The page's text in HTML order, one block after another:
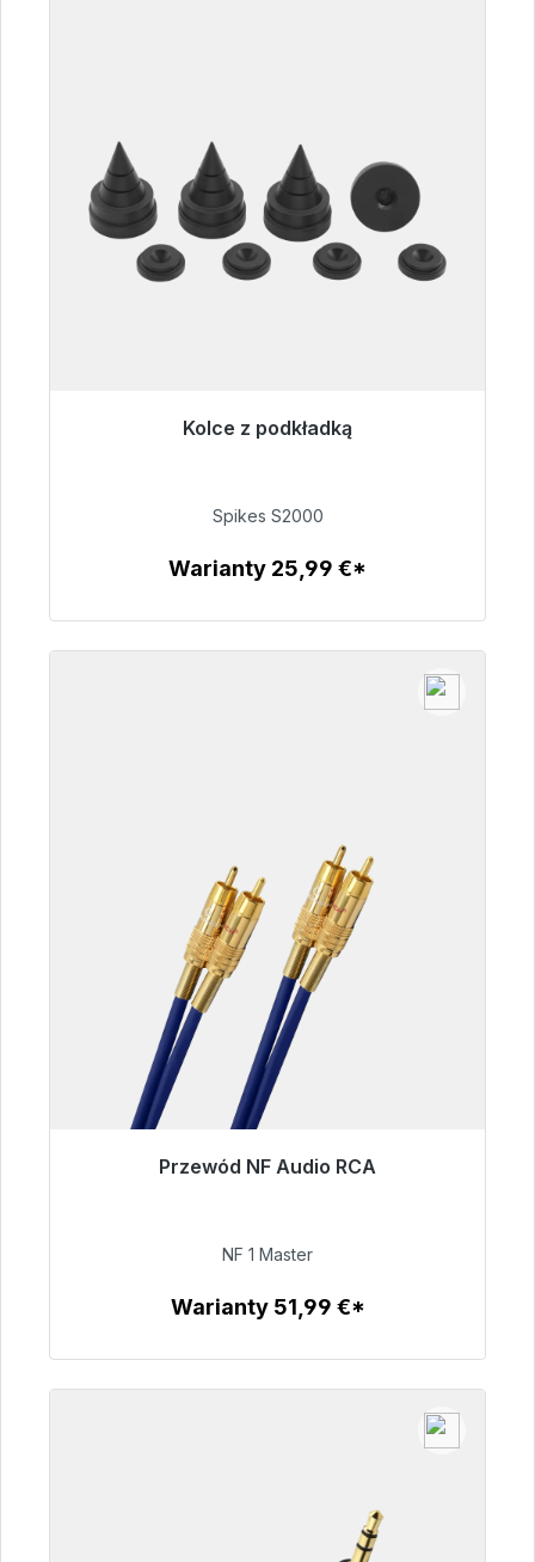
Kolce z podkładką
Gotowy do natychmiastowej wysyłki, czas
51,49 €
Spikes S2000
Warianty 25,99 €*
Przewód NF Audio RCA
Gotowy do natychmiastowej wysyłki, czas
99,00 €
NF 1 Master
Warianty 51,99 €*